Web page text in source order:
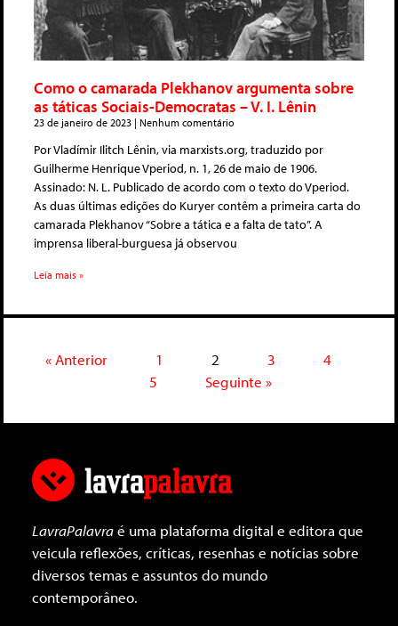
Como o camarada Plekhanov argumenta sobre
as táticas Sociais-Democratas – V. I. Lênin
23 de janeiro de 2023 Nenhum comentário
Por Vladímir Ilitch Lênin, via marxists.org, traduzido por
Guilherme Henrique Vperiod, n. 1, 26 de maio de 1906.
Assinado: N. L. Publicado de acordo com o texto do Vperiod.
As duas últimas edições do Kuryer contêm a primeira carta do
camarada Plekhanov “Sobre a tática e a falta de tato”. A
imprensa liberal-burguesa já observou
Leia mais »
« Anterior 1 2 3
4
5
Seguinte »
LavraPalavraé uma plataforma digital e editora que
veicula reflexões, críticas, resenhas e notícias sobre
diversos temas e assuntos do mundo
contemporâneo.